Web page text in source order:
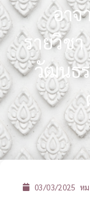
อาจ
รายวิช
วัฒนธ
03/03/2025 ห